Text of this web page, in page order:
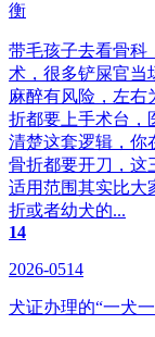
衡
带毛孩子去看骨科
术，很多铲屎官当
麻醉有风险，左右
折都要上手术台，
清楚这套逻辑，你
骨折都要开刀，这
适用范围其实比大
折或者幼犬的...
14
2026-0514
犬证办理的“一犬